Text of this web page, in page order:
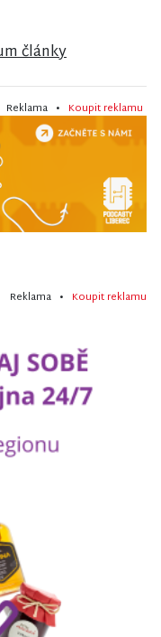
články
Reklama • Koupit reklamu
Reklama • Koupit reklamu